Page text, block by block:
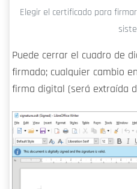
Elegir el certificado para
Puede cerrar el cuadro de
firmado; cualquier cambio
firma digital (será extraída